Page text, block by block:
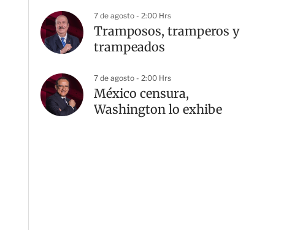
7 de agosto - 2:00 Hrs
Tramposos, tramperos y
trampeados
7 de agosto - 2:00 Hrs
México censura,
Washington lo exhibe